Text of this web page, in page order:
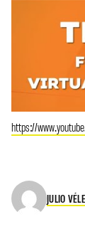
https://
JULIO